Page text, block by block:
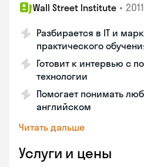
Wall Street Institute •
Разбирается в IT и
практического
Готовит к интервью с
технологии
Помогает понимать
английском
Читать дальше
Услуги и цены